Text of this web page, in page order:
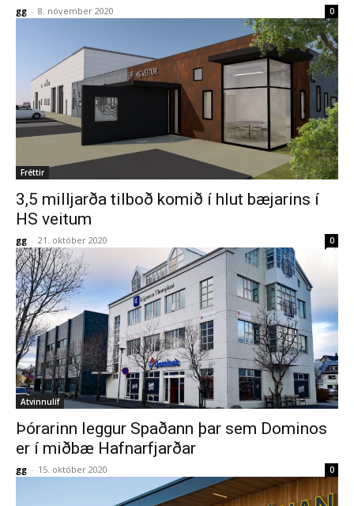
gg - 8. nóvember 2020 0
Fréttir
3,5 milljarða tilboð komið í hlut bæjarins í
HS veitum
gg - 21. október 2020 0
Atvinnulíf
Þórarinn leggur Spaðann þar sem Dominos
er í miðbæ Hafnarfjarðar
gg - 15. október 2020 0